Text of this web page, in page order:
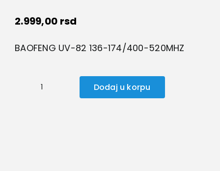
2.999,00 rsd
BAOFENG UV-82 136-174/400-520MHZ
Baofeng
Dodaj u korpu